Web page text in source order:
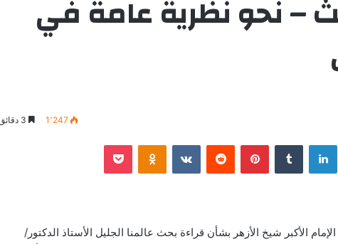
– نحو نظرية عامة في
1٬247
لينكدإن بينتيريست
الأكبر شيخ الأزهر بشأن قراءة بحث عالمنا الجليل الأستاذ الدكتور/